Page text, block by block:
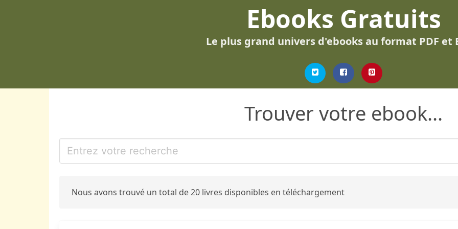
Ebooks Gratuits
Le plus grand univers d'ebooks au format PDF et
Trouver votre ebook...
Nous avons trouvé un total de 20 livres disponibles en téléchargement